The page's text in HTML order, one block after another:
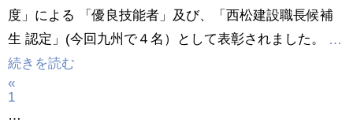
度」による 「優良技能者」及び、「西松建設職長候補
生 認定」(今回九州で４名）として表彰されました。
…
続きを読む
«
1
…